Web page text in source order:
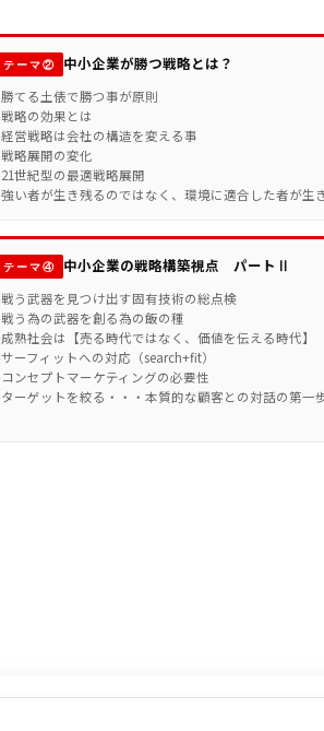
テーマ② 中小企業が勝つ戦略とは？
勝てる土俵で勝つ事が原則
戦略の効果とは
経営戦略は会社の構造を変える事
戦略展開の変化
21世紀型の最適戦略展開
強い者が生き残るのではなく、環境に適合した者が生
テーマ④ 中小企業の戦略構築視点 パートⅡ
戦う武器を見つけ出す固有技術の総点検
戦う為の武器を創る為の飯の種
成熟社会は【売る時代ではなく、価値を伝える時代】
サーフィットへの対応（search+fit）
コンセプトマーケティングの必要性
ターゲットを絞る・・・本質的な顧客との対話の第一